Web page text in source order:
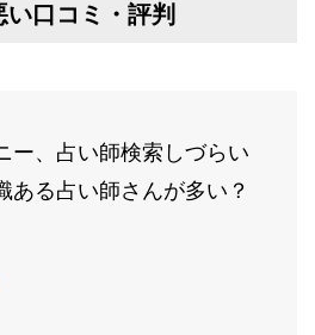
口コミ・評判
ー、占い師検索しづらい
ある占い師さんが多い？